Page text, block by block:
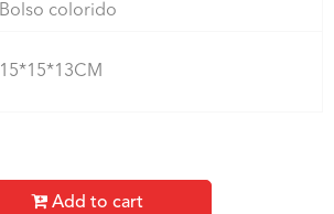
Bolso colorido
15*15*13CM
Add to cart